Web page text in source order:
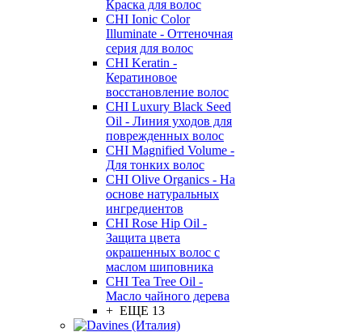
Краска для волос
CHI Ionic Color
Illuminate - Оттеночная
серия для волос
CHI Keratin -
Кератиновое
восстановление волос
CHI Luxury Black Seed
Oil - Линия уходов для
поврежденных волос
CHI Magnified Volume -
Для тонких волос
CHI Olive Organics - На
основе натуральных
ингредиентов
CHI Rose Hip Oil -
Защита цвета
окрашенных волос с
маслом шиповника
CHI Tea Tree Oil -
Масло чайного дерева
+ ЕЩЕ 13